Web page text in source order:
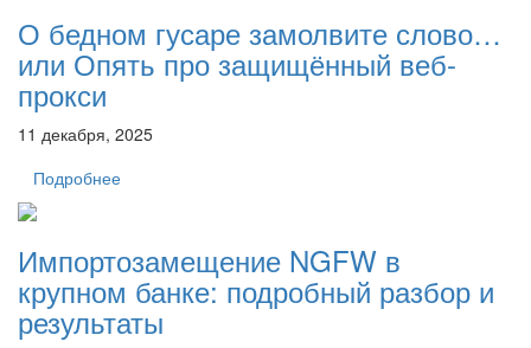
О бедном гусаре замолвите слово…
или Опять про защищённый веб-
прокси
11 декабря, 2025
Подробнее
Импортозамещение NGFW в
крупном банке: подробный разбор и
результаты